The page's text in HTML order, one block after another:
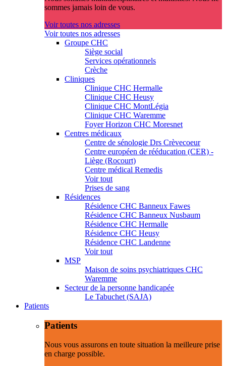
sommes jamais loin de vous.
Voir toutes nos adresses
Voir toutes nos adresses
Groupe CHC
Siège social
Services opérationnels
Crèche
Cliniques
Clinique CHC Hermalle
Clinique CHC Heusy
Clinique CHC MontLégia
Clinique CHC Waremme
Foyer Horizon CHC Moresnet
Centres médicaux
Centre de sénologie Drs Crèvecoeur
Centre européen de rééducation (CER) -
Liège (Rocourt)
Centre médical Remedis
Voir tout
Prises de sang
Résidences
Résidence CHC Banneux Fawes
Résidence CHC Banneux Nusbaum
Résidence CHC Hermalle
Résidence CHC Heusy
Résidence CHC Landenne
Voir tout
MSP
Maison de soins psychiatriques CHC
Waremme
Secteur de la personne handicapée
Le Tabuchet (SAJA)
Patients
Patients
Nous vous assurons en toute situation la meilleure prise
en charge possible.